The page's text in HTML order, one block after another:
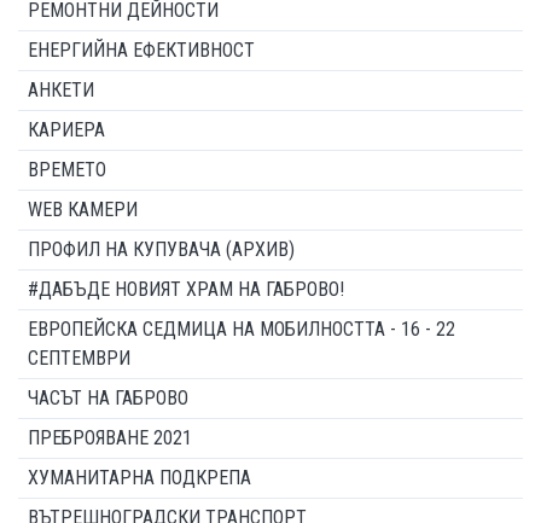
РЕМОНТНИ ДЕЙНОСТИ
ЕНЕРГИЙНА ЕФЕКТИВНОСТ
АНКЕТИ
КАРИЕРА
ВРЕМЕТО
WEB КАМЕРИ
ПРОФИЛ НА КУПУВАЧА (АРХИВ)
#ДАБЪДЕ НОВИЯТ ХРАМ НА ГАБРОВО!
ЕВРОПЕЙСКА СЕДМИЦА НА МОБИЛНОСТТА - 16 - 22
СЕПТЕМВРИ
ЧАСЪТ НА ГАБРОВО
ПРЕБРОЯВАНЕ 2021
ХУМАНИТАРНА ПОДКРЕПА
ВЪТРЕШНОГРАДСКИ ТРАНСПОРТ